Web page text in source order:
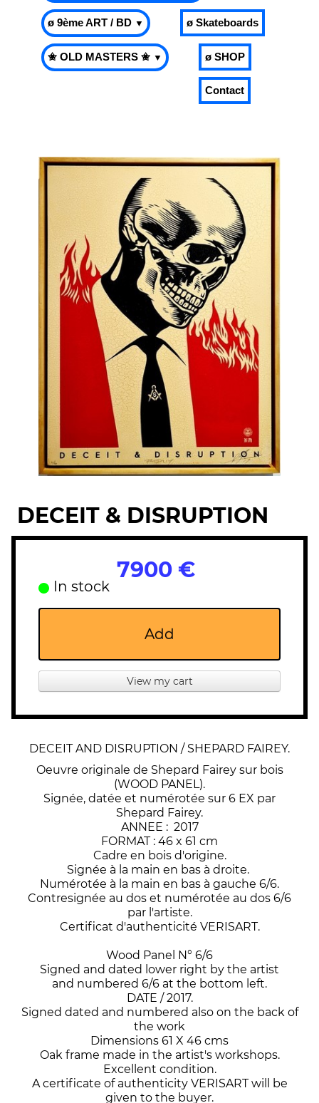
ø 9ème ART / BD ▼ ø Skateboards
✬ OLD MASTERS ✬ ▼ ø SHOP
Contact
DECEIT & DISRUPTION
7900 €
In stock
Add
View my cart
DECEIT AND DISRUPTION / SHEPARD FAIREY.
Oeuvre originale de Shepard Fairey sur bois
(WOOD PANEL).
Signée, datée et numérotée sur 6 EX par
Shepard Fairey.
ANNEE : 2017
FORMAT : 46 x 61 cm
Cadre en bois d'origine.
Signée à la main en bas à droite.
Numérotée à la main en bas à gauche 6/6.
Contresignée au dos et numérotée au dos 6/6
par l'artiste.
Certificat d'authenticité VERISART.
Wood Panel N° 6/6
Signed and dated lower right by the artist
and numbered 6/6 at the bottom left.
DATE / 2017.
Signed dated and numbered also on the back of
the work
Dimensions 61 X 46 cms
Oak frame made in the artist's workshops.
Excellent condition.
A certificate of authenticity VERISART will be
given to the buyer.